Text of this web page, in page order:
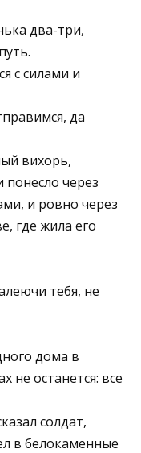
два-три,
с силами и
да
вихорь,
понесло через
и ровно через
где жила его
тебя, не
дома в
не останется: все
солдат,
в белокаменные